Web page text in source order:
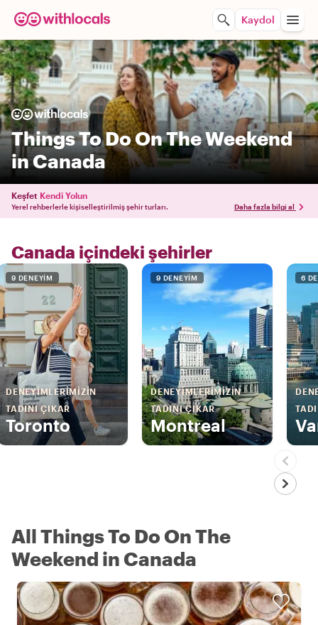
Kaydol
Things To Do On The Weekend
in Canada
Keşfet Kendi Yolun
Yerel rehberlerle kişiselleştirilmiş şehir turları. Daha fazla bilgi al
Canada içindeki şehirler
9 DENEYIM
DENEYIMLERIMIZIN
TADINI ÇIKAR
Toronto
9 DENEYIM
DENEYIMLERIMIZIN
TADINI ÇIKAR
Montreal
6
All Things To Do On The
Weekend in Canada